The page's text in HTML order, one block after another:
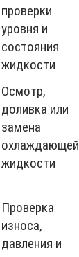
проверки
уровня и
состояния
жидкости
Осмотр,
доливка или
замена
охлаждающей
жидкости
Проверка
износа,
давления и